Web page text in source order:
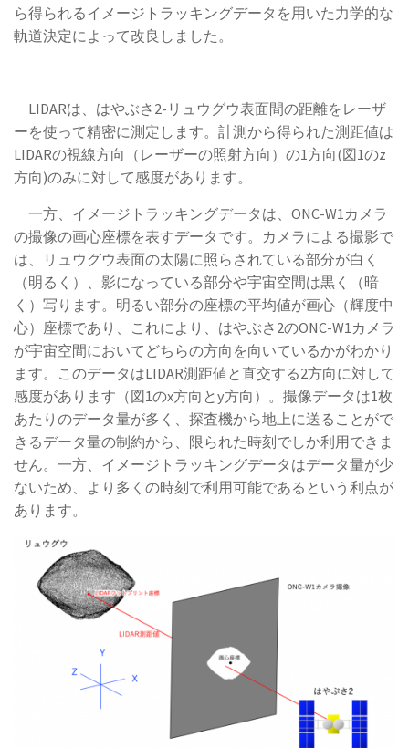
ら得られるイメージトラッキングデータを用いた力学的な
軌道決定によって改良しました。
LIDARは、はやぶさ2-リュウグウ表面間の距離をレーザ
ーを使って精密に測定します。計測から得られた測距値は
LIDARの視線方向（レーザーの照射方向）の1方向(図1のz
方向)のみに対して感度があります。
一方、イメージトラッキングデータは、ONC-W1カメラ
の撮像の画心座標を表すデータです。カメラによる撮影で
は、リュウグウ表面の太陽に照らされている部分が白く
（明るく）、影になっている部分や宇宙空間は黒く（暗
く）写ります。明るい部分の座標の平均値が画心（輝度中
心）座標であり、これにより、はやぶさ2のONC-W1カメラ
が宇宙空間においてどちらの方向を向いているかがわかり
ます。このデータはLIDAR測距値と直交する2方向に対して
感度があります（図1のx方向とy方向）。撮像データは1枚
あたりのデータ量が多く、探査機から地上に送ることがで
きるデータ量の制約から、限られた時刻でしか利用できま
せん。一方、イメージトラッキングデータはデータ量が少
ないため、より多くの時刻で利用可能であるという利点が
あります。